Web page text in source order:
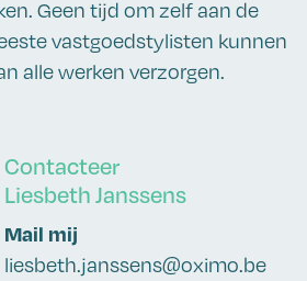
Geen tijd om zelf aan de
vastgoedstylisten kunnen
alle werken verzorgen.
Contacteer
Liesbeth Janssens
Mail mij
liesbeth.janssens@oximo.be